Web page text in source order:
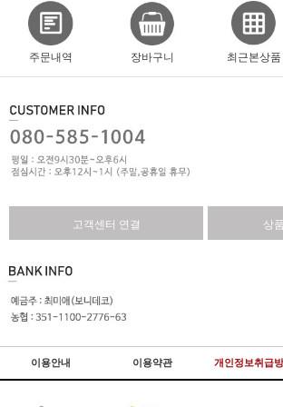
주문내역 장바구니 최근본상품
고객센터 연결 상
이용안내 이용약관 개인정보취급